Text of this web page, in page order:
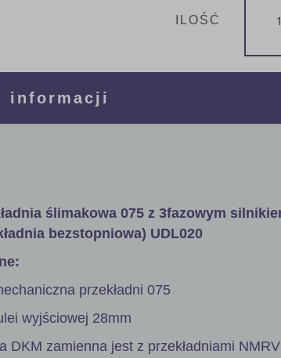
ILOŚĆ
ślimakowa 075 z 3fazowym
bezstopniowa) UDL020
przekładni 075
wyjściowej 28mm
DKM zamienna jest z przekładniami
informacji